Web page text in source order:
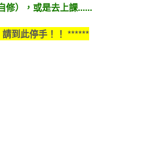
），或是去上課......
到此停手！！ ******